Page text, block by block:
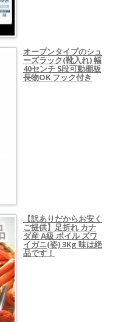
オープンタイプのシュ
ーズラック(靴入れ) 幅
40センチ 5段可動棚板
長物OK フック付き
【訳ありだからお安く
ご提供】足折れ カナ
ダ産 A級 ボイル ズワ
イガニ(姿) 3Kg 味は絶
品です！